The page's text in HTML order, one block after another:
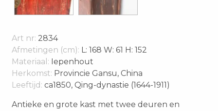
Art nr: 2834
Afmetingen (cm): L: 168 W: 61 H: 152
Materiaal: Iepenhout
Herkomst: Provincie Gansu, China
Leeftijd: ca1850, Qing-dynastie (1644-1911)
Antieke en grote kast met twee deuren en